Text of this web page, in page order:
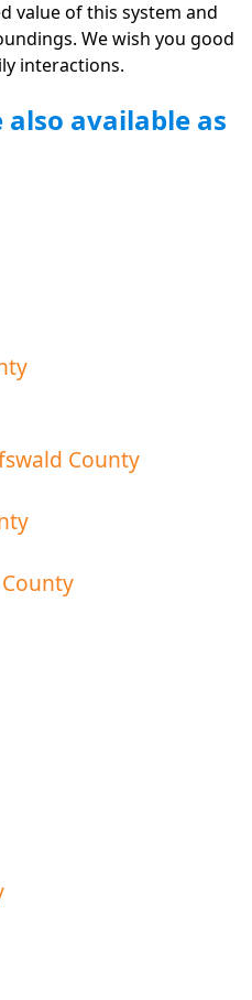
pomogą Ci rozpocząć
bezpośrednio w
w łatwym
niemieckiego.
języku polskim i czeskim
pomaga w skutecznym
zrozumienia.
- Greifwald
value of this system and
We wish you good
interactions.
available as
County